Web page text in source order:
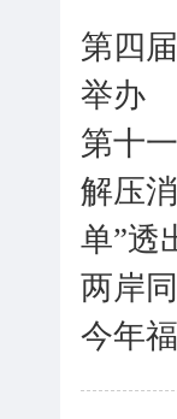
第四
举办
第十
解压
单”透
两岸
今年